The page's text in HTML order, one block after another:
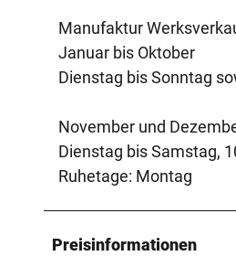
Manufaktur
Januar bis Oktober
Dienstag bis Sonntag
November und
Dienstag bis Samstag,
Ruhetage: Montag
Preisinformationen